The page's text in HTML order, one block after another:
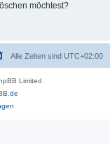
möchtest?
Alle Zeiten sind UTC+02:00
Limited